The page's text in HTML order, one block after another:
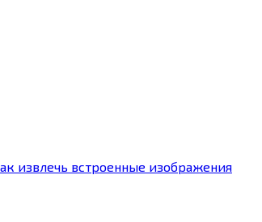
извлечь встроенные изображения